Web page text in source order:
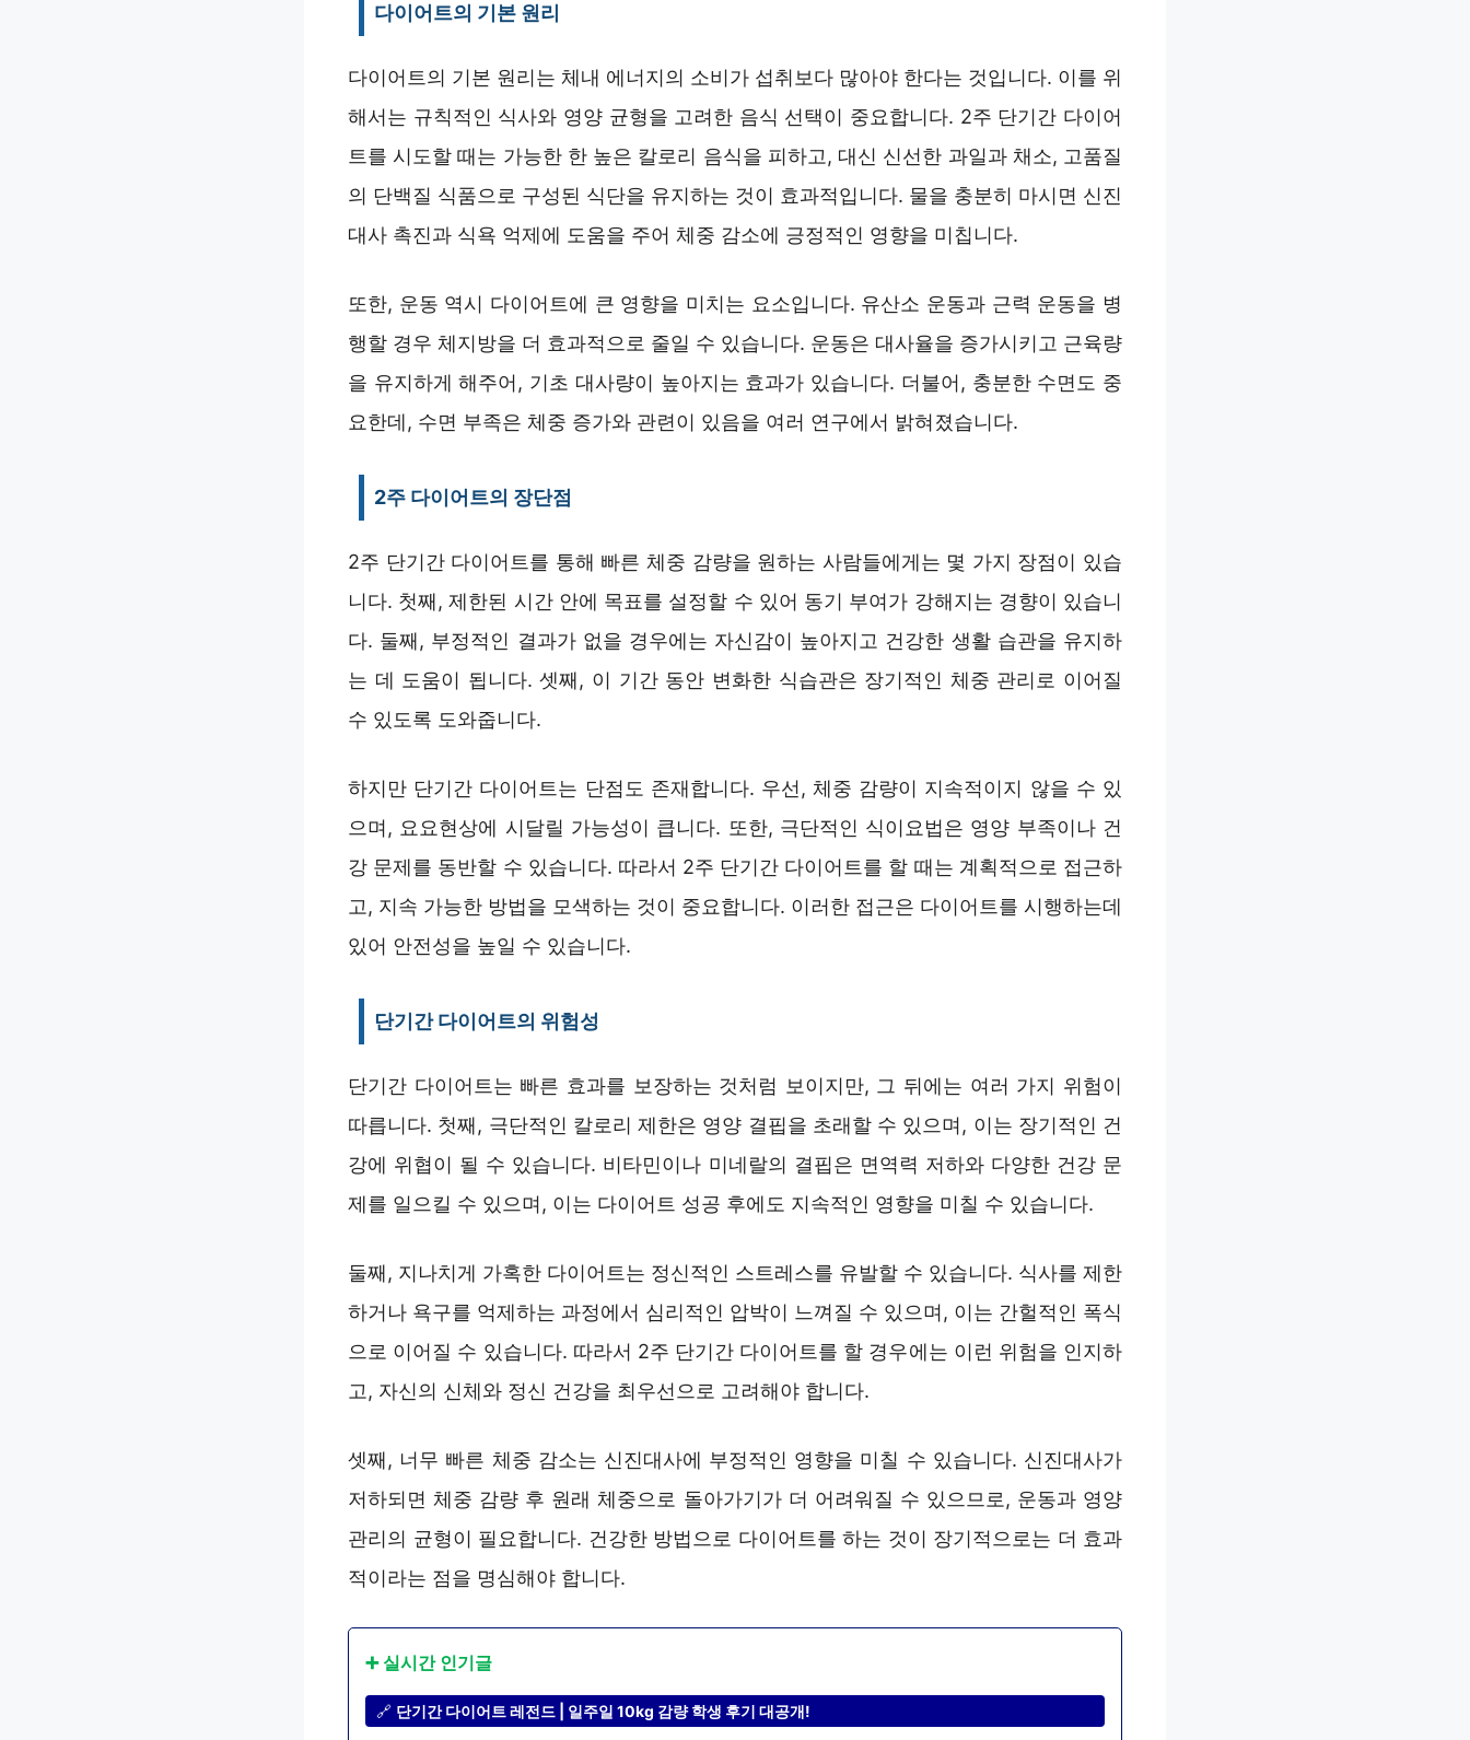
다이어트의 기본 원리
다이어트의 기본 원리는 체내 에너지의 소비가 섭취보다 많아야 한다는 것입니다. 이를 위
해서는 규칙적인 식사와 영양 균형을 고려한 음식 선택이 중요합니다. 2주 단기간 다이어
트를 시도할 때는 가능한 한 높은 칼로리 음식을 피하고, 대신 신선한 과일과 채소, 고품질
의 단백질 식품으로 구성된 식단을 유지하는 것이 효과적입니다. 물을 충분히 마시면 신진
대사 촉진과 식욕 억제에 도움을 주어 체중 감소에 긍정적인 영향을 미칩니다.
또한, 운동 역시 다이어트에 큰 영향을 미치는 요소입니다. 유산소 운동과 근력 운동을 병
행할 경우 체지방을 더 효과적으로 줄일 수 있습니다. 운동은 대사율을 증가시키고 근육량
을 유지하게 해주어, 기초 대사량이 높아지는 효과가 있습니다. 더불어, 충분한 수면도 중
요한데, 수면 부족은 체중 증가와 관련이 있음을 여러 연구에서 밝혀졌습니다.
2주 다이어트의 장단점
2주 단기간 다이어트를 통해 빠른 체중 감량을 원하는 사람들에게는 몇 가지 장점이 있습
니다. 첫째, 제한된 시간 안에 목표를 설정할 수 있어 동기 부여가 강해지는 경향이 있습니
다. 둘째, 부정적인 결과가 없을 경우에는 자신감이 높아지고 건강한 생활 습관을 유지하
는 데 도움이 됩니다. 셋째, 이 기간 동안 변화한 식습관은 장기적인 체중 관리로 이어질
수 있도록 도와줍니다.
하지만 단기간 다이어트는 단점도 존재합니다. 우선, 체중 감량이 지속적이지 않을 수 있
으며, 요요현상에 시달릴 가능성이 큽니다. 또한, 극단적인 식이요법은 영양 부족이나 건
강 문제를 동반할 수 있습니다. 따라서 2주 단기간 다이어트를 할 때는 계획적으로 접근하
고, 지속 가능한 방법을 모색하는 것이 중요합니다. 이러한 접근은 다이어트를 시행하는데
있어 안전성을 높일 수 있습니다.
단기간 다이어트의 위험성
단기간 다이어트는 빠른 효과를 보장하는 것처럼 보이지만, 그 뒤에는 여러 가지 위험이
따릅니다. 첫째, 극단적인 칼로리 제한은 영양 결핍을 초래할 수 있으며, 이는 장기적인 건
강에 위협이 될 수 있습니다. 비타민이나 미네랄의 결핍은 면역력 저하와 다양한 건강 문
제를 일으킬 수 있으며, 이는 다이어트 성공 후에도 지속적인 영향을 미칠 수 있습니다.
둘째, 지나치게 가혹한 다이어트는 정신적인 스트레스를 유발할 수 있습니다. 식사를 제한
하거나 욕구를 억제하는 과정에서 심리적인 압박이 느껴질 수 있으며, 이는 간헐적인 폭식
으로 이어질 수 있습니다. 따라서 2주 단기간 다이어트를 할 경우에는 이런 위험을 인지하
고, 자신의 신체와 정신 건강을 최우선으로 고려해야 합니다.
셋째, 너무 빠른 체중 감소는 신진대사에 부정적인 영향을 미칠 수 있습니다. 신진대사가
저하되면 체중 감량 후 원래 체중으로 돌아가기가 더 어려워질 수 있으므로, 운동과 영양
관리의 균형이 필요합니다. 건강한 방법으로 다이어트를 하는 것이 장기적으로는 더 효과
적이라는 점을 명심해야 합니다.
➕ 실시간 인기글
🔗 단기간 다이어트 레전드 | 일주일 10kg 감량 학생 후기 대공개!